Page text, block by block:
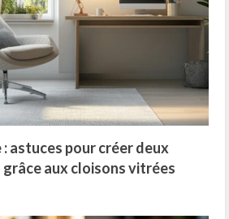
: astuces pour créer deux
aux cloisons vitrées